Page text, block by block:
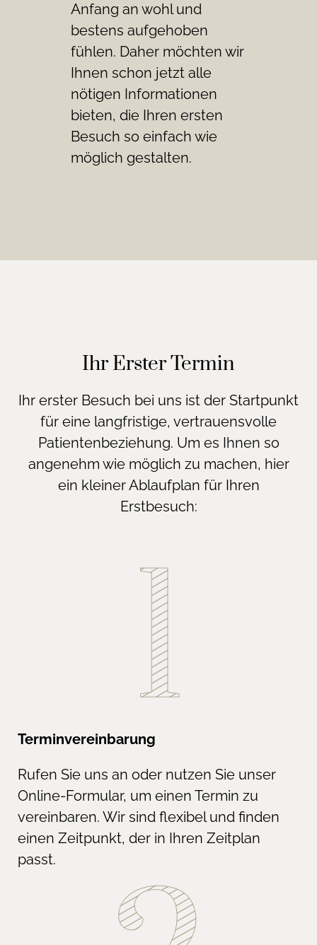
Anfang an wohl und
bestens aufgehoben
fühlen. Daher möchten wir
Ihnen schon jetzt alle
nötigen Informationen
bieten, die Ihren ersten
Besuch so einfach wie
möglich gestalten.
Ihr Erster Termin
Ihr erster Besuch bei uns ist der Startpunkt
für eine langfristige, vertrauensvolle
Patientenbeziehung. Um es Ihnen so
angenehm wie möglich zu machen, hier
ein kleiner Ablaufplan für Ihren
Erstbesuch:
Terminvereinbarung
Rufen Sie uns an oder nutzen Sie unser
Online-Formular, um einen Termin zu
vereinbaren. Wir sind flexibel und finden
einen Zeitpunkt, der in Ihren Zeitplan
passt.